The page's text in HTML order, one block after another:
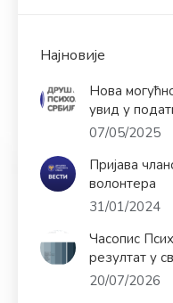
Најновије
Нова
увид у
07/05/2025
Пријава
волонтера
31/01/2024
Часопис
резултат у
20/07/2026